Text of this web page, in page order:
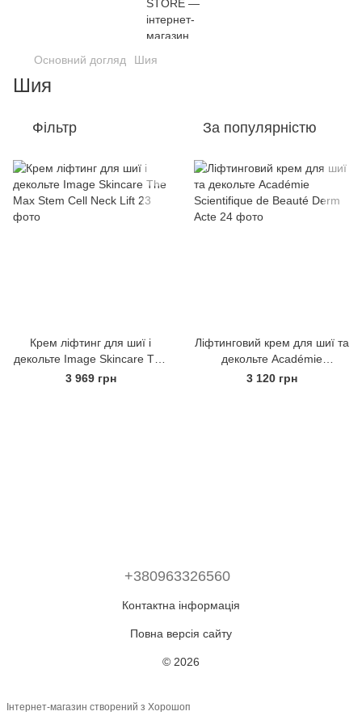
Основний догляд Шия
Шия
Фільтр За популярністю
Крем ліфтинг для шиї і
декольте Image Skincare The
Max Stem Cell Neck Lift
3 969 грн
Ліфтинговий крем для шиї та
декольте Académie
Scientifique de Beauté Derm
3 120 грн
+380963326560
Контактна інформація
Повна версія сайту
© 2026
Інтернет-магазин створений з Хорошоп